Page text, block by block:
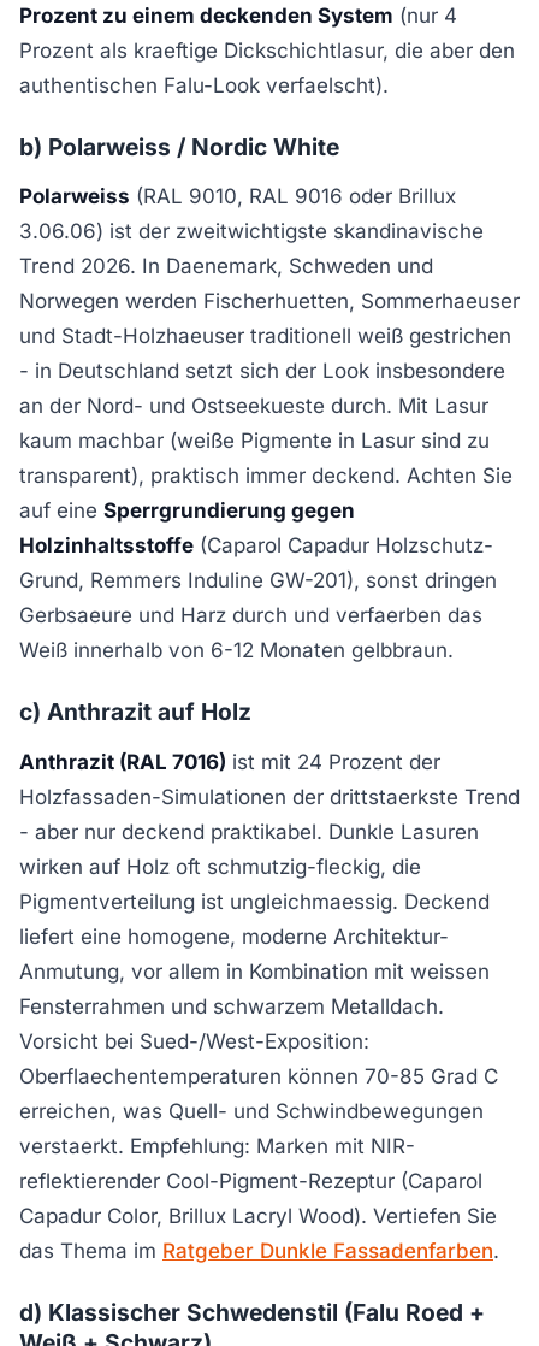
Prozent zu einem deckenden System (nur 4
Prozent als kraeftige Dickschichtlasur, die aber den
authentischen Falu-Look verfaelscht).
b) Polarweiss / Nordic White
Polarweiss (RAL 9010, RAL 9016 oder Brillux
3.06.06) ist der zweitwichtigste skandinavische
Trend 2026. In Daenemark, Schweden und
Norwegen werden Fischerhuetten, Sommerhaeuser
und Stadt-Holzhaeuser traditionell weiß gestrichen
- in Deutschland setzt sich der Look insbesondere
an der Nord- und Ostseekueste durch. Mit Lasur
kaum machbar (weiße Pigmente in Lasur sind zu
transparent), praktisch immer deckend. Achten Sie
auf eine Sperrgrundierung gegen
Holzinhaltsstoffe (Caparol Capadur Holzschutz-
Grund, Remmers Induline GW-201), sonst dringen
Gerbsaeure und Harz durch und verfaerben das
Weiß innerhalb von 6-12 Monaten gelbbraun.
c) Anthrazit auf Holz
Anthrazit (RAL 7016) ist mit 24 Prozent der
Holzfassaden-Simulationen der drittstaerkste Trend
- aber nur deckend praktikabel. Dunkle Lasuren
wirken auf Holz oft schmutzig-fleckig, die
Pigmentverteilung ist ungleichmaessig. Deckend
liefert eine homogene, moderne Architektur-
Anmutung, vor allem in Kombination mit weissen
Fensterrahmen und schwarzem Metalldach.
Vorsicht bei Sued-/West-Exposition:
Oberflaechentemperaturen können 70-85 Grad C
erreichen, was Quell- und Schwindbewegungen
verstaerkt. Empfehlung: Marken mit NIR-
reflektierender Cool-Pigment-Rezeptur (Caparol
Capadur Color, Brillux Lacryl Wood). Vertiefen Sie
das Thema im Ratgeber Dunkle Fassadenfarben.
d) Klassischer Schwedenstil (Falu Roed +